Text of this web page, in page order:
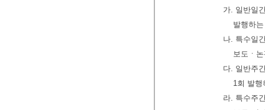
가. 일반일
발행하
나. 특수일
보도ㆍ
다. 일반주
1회 발
라. 특수주